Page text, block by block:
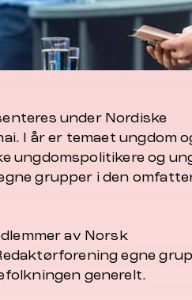
under Nordiske
I år er temaet ungdom
ungdomspolitikere og
grupper i den
av Norsk
egne
generelt.